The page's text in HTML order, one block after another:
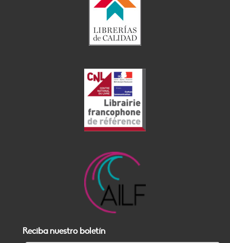
Reciba nuestro boletín